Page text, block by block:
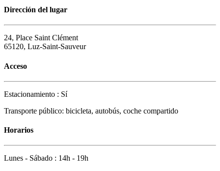
Dirección del lugar
24, Place Saint Clément
65120, Luz-Saint-Sauveur
Acceso
Estacionamiento : Sí
Transporte público: bicicleta, autobús, coche compartido
Horarios
Lunes - Sábado : 14h - 19h